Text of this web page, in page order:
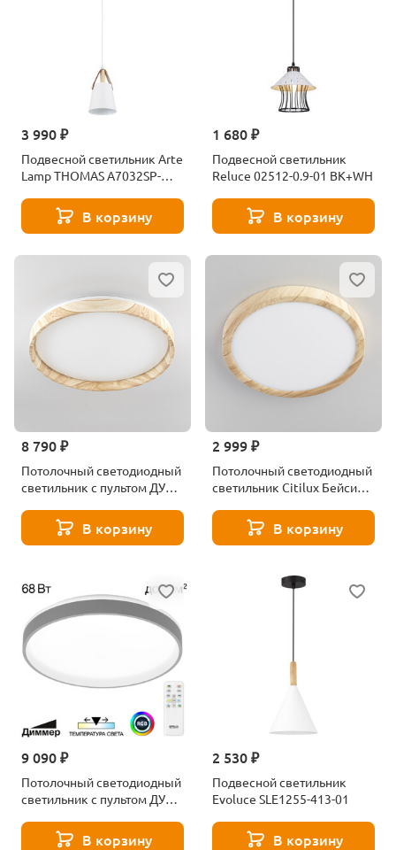
3 990 ₽
Подвесной светильник Arte
Lamp THOMAS A7032SP-
В корзину
1 680 ₽
Подвесной светильник
Reluce 02512-0.9-01 BK+WH
В корзину
8 790 ₽
Потолочный светодиодный
светильник с пультом ДУ
RGB
В корзину
2 999 ₽
Потолочный светодиодный
светильник Citilux Бейсик
В корзину
9 090 ₽
Потолочный светодиодный
светильник с пультом ДУ
В корзину
2 530 ₽
Подвесной светильник
Evoluce SLE1255-413-01
В корзину